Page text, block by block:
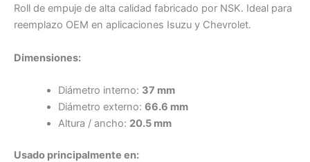
Roll de empuje de alta calidad fabricado por NSK. Ideal para
reemplazo OEM en aplicaciones Isuzu y Chevrolet.
Dimensiones:
Diámetro interno: 37 mm
Diámetro externo: 66.6 mm
Altura / ancho: 20.5 mm
Usado principalmente en: